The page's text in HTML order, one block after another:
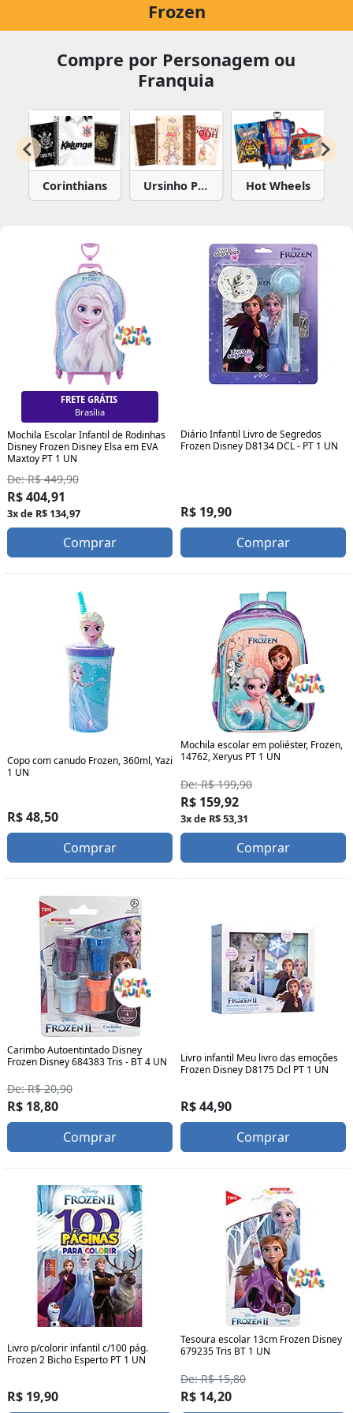
Frozen
Compre por Personagem ou
Franquia
Sonic Star Wars Frozen
FRETE GRÁTIS
Brasília
Mochila Escolar Infantil de Rodinhas
Disney Frozen Disney Elsa em EVA
Maxtoy PT 1 UN
De: R$ 449,90
R$ 404,91
3x de R$ 134,97
Comprar
Diário Infantil Livro de Segredos
Frozen Disney D8134 DCL - PT 1 UN
R$ 19,90
Comprar
Copo com canudo Frozen, 360ml, Yazi
1 UN
R$ 48,50
Comprar
Mochila escolar em poliéster, Frozen,
14762, Xeryus PT 1 UN
De: R$ 199,90
R$ 159,92
3x de R$ 53,31
Comprar
Carimbo Autoentintado Disney
Frozen Disney 684383 Tris - BT 4 UN
De: R$ 20,90
R$ 18,80
Comprar
Livro infantil Meu livro das emoções
Frozen Disney D8175 Dcl PT 1 UN
R$ 44,90
Comprar
Livro p/colorir infantil c/100 pág.
Frozen 2 Bicho Esperto PT 1 UN
R$ 19,90
Tesoura escolar 13cm Frozen Disney
679235 Tris BT 1 UN
De: R$ 15,80
R$ 14,20